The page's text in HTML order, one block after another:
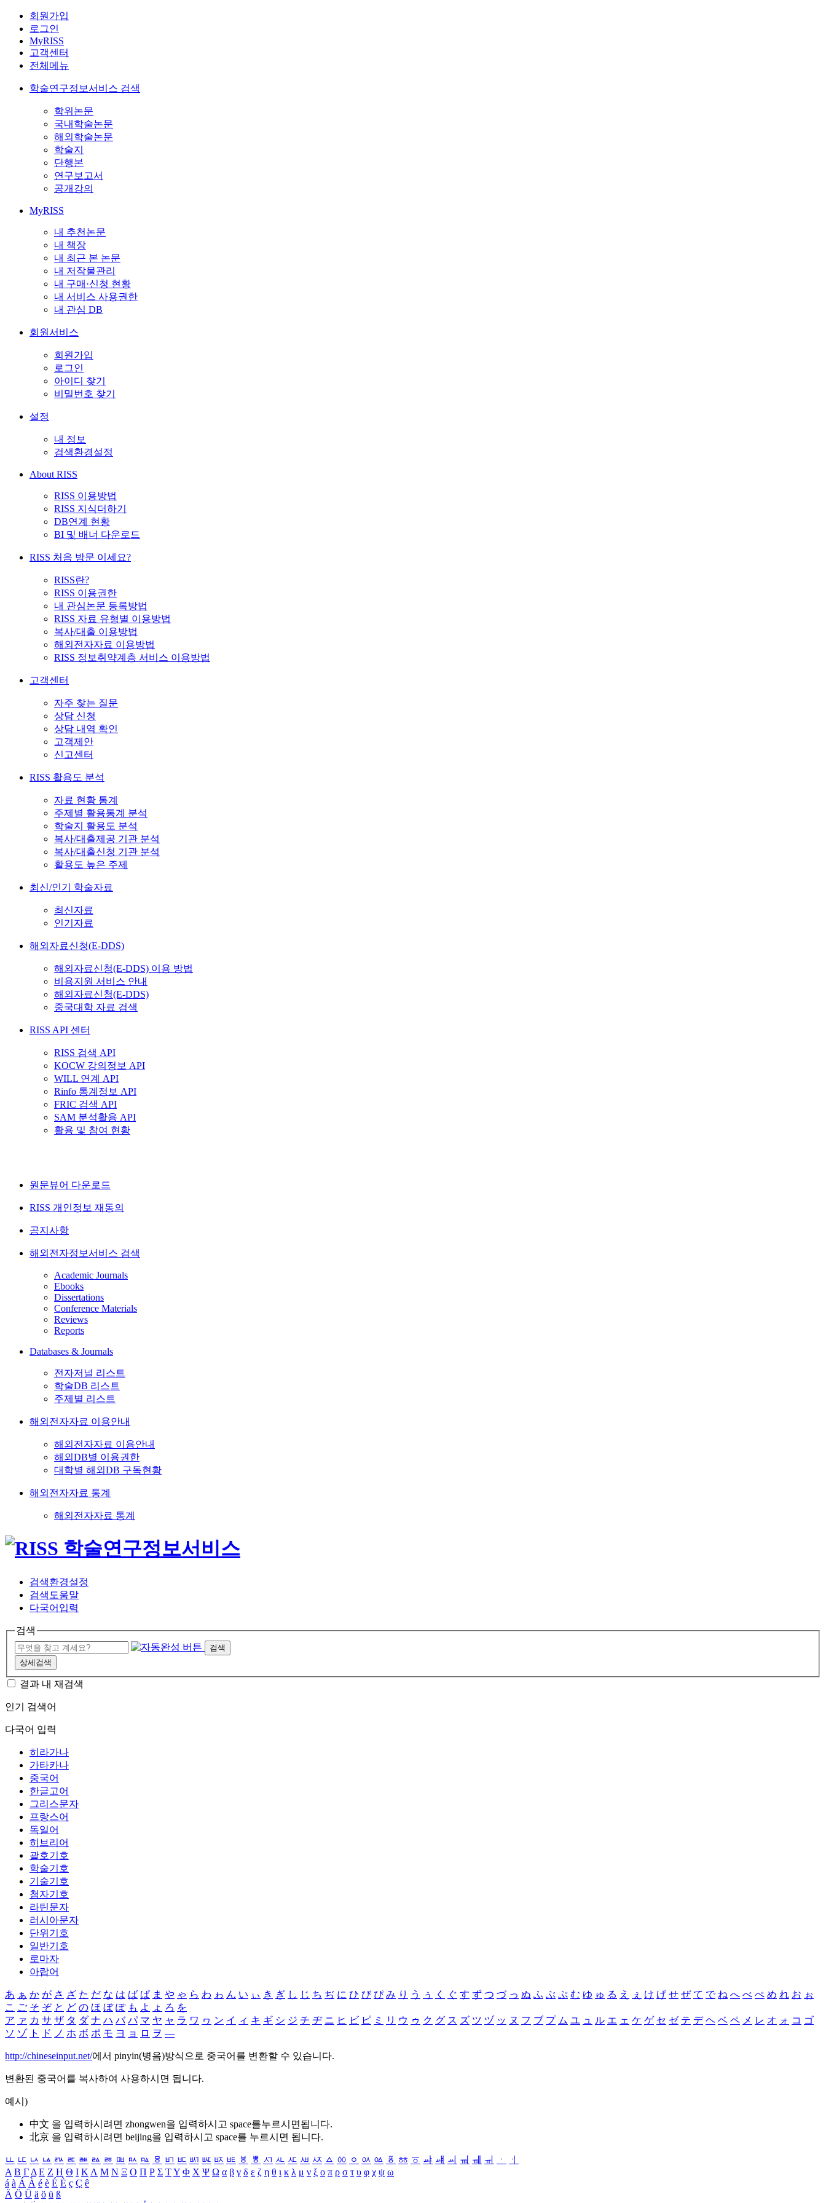
회원가입
로그인
MyRISS
고객센터
전체메뉴
학술연구정보서비스 검색
학위논문
국내학술논문
해외학술논문
학술지
단행본
연구보고서
공개강의
MyRISS
내 추천논문
내 책장
내 최근 본 논문
내 저작물관리
내 구매·신청 현황
내 서비스 사용권한
내 관심 DB
회원서비스
회원가입
로그인
아이디 찾기
비밀번호 찾기
설정
내 정보
검색환경설정
About RISS
RISS 이용방법
RISS 지식더하기
DB연계 현황
BI 및 배너 다운로드
RISS 처음 방문 이세요?
RISS란?
RISS 이용권한
내 관심논문 등록방법
RISS 자료 유형별 이용방법
복사/대출 이용방법
해외전자자료 이용방법
RISS 정보취약계층 서비스 이용방법
고객센터
자주 찾는 질문
상담 신청
상담 내역 확인
고객제안
신고센터
RISS 활용도 분석
자료 현황 통계
주제별 활용통계 분석
학술지 활용도 분석
복사/대출제공 기관 분석
복사/대출신청 기관 분석
활용도 높은 주제
최신/인기 학술자료
최신자료
인기자료
해외자료신청(E-DDS)
해외자료신청(E-DDS) 이용 방법
비용지원 서비스 안내
해외자료신청(E-DDS)
중국대학 자료 검색
RISS API 센터
RISS 검색 API
KOCW 강의정보 API
WILL 연계 API
Rinfo 통계정보 API
FRIC 검색 API
SAM 분석활용 API
활용 및 참여 현황
원문뷰어 다운로드
RISS 개인정보 재동의
공지사항
해외전자정보서비스 검색
Academic Journals
Ebooks
Dissertations
Conference Materials
Reviews
Reports
Databases & Journals
전자저널 리스트
학술DB 리스트
주제별 리스트
해외전자자료 이용안내
해외전자자료 이용안내
해외DB별 이용권한
대학별 해외DB 구독현황
해외전자자료 통계
해외전자자료 통계
검색환경설정
검색도움말
다국어입력
검색
검색
상세검색
결과 내 재검색
인기 검색어
다국어 입력
히라가나
가타카나
중국어
한글고어
그리스문자
프랑스어
독일어
히브리어
괄호기호
학술기호
기술기호
첨자기호
라틴문자
러시아문자
단위기호
일반기호
로마자
아랍어
あ ぁ か が さ ざ た だ な は ば ぱ ま や ゃ ら わ ゎ ん い ぃ き ぎ し じ ち ぢ に ひ び ぴ み り う ぅ く ぐ す ず つ づ っ ぬ ふ ぶ ぷ む ゆ ゅ る え ぇ け げ せ ぜ て で ね へ べ ぺ め れ お ぉ
こ ご そ ぞ と ど の ほ ぼ ぽ も よ ょ ろ を
ア ァ カ サ ザ タ ダ ナ ハ バ パ マ ヤ ャ ラ ワ ヮ ン イ ィ キ ギ シ ジ チ ヂ ニ ヒ ビ ピ ミ リ ウ ゥ ク グ ス ズ ツ ヅ ッ ヌ フ ブ プ ム ユ ュ ル エ ェ ケ ゲ セ ゼ テ デ ヘ ベ ペ メ レ オ ォ コ ゴ
ソ ゾ ト ド ノ ホ ボ ポ モ ヨ ョ ロ ヲ ―
http://chineseinput.net/에서 pinyin(병음)방식으로 중국어를 변환할 수 있습니다.
변환된 중국어를 복사하여 사용하시면 됩니다.
예시)
中文 을 입력하시려면 zhongwen을 입력하시고 space를누르시면됩니다.
北京 을 입력하시려면 beijing을 입력하시고 space를 누르시면 됩니다.
ㅥ ㅦ ㅧ ㅨ ㅩ ㅪ ㅫ ㅬ ㅭ ㅮ ㅯ ㅰ ㅱ ㅲ ㅳ ㅴ ㅵ ㅶ ㅷ ㅸ ㅹ ㅺ ㅻ ㅼ ㅽ ㅾ ㅿ ㆀ ㆁ ㆂ ㆃ ㆄ ㆅ ㆆ ㆇ ㆈ ㆉ ㆊ ㆋ ㆌ ㆍ
ㆎ
Α Β ΓΔ Ε Ζ Η Θ Ι ΚΛ Μ Ν Ξ Ο Π Ρ Σ ΤΥ Φ Χ Ψ Ω α β γ δ ε ζ η θ ι κ λ μ ν ξ ο π ρ σ τ υ φ χ ψ ω
á à Á À é è É È ç Ç ê
Ä Ö Ü ä ö ü ß